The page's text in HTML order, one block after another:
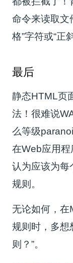
命令来读取文
格”字符或“正
最后
静态HTML页
法！很难说
么等级
在Web应用
认为应该为每
规则。
无论如何，
规则时，多想
则？”。